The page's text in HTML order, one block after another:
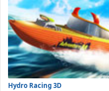
Hydro Racing 3D